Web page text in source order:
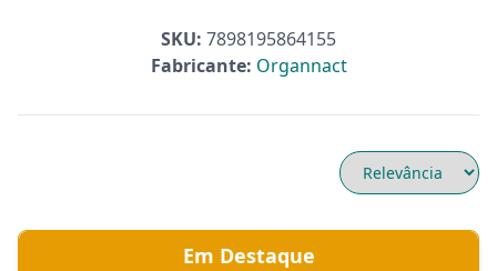
SKU: 7898195864155
Fabricante: Organnact
Em Destaque